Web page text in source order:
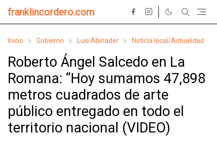
franklincordero.com
Inicio Gobierno Luis Abinader Noticia local/Actualidad
Roberto Ángel Salcedo en La
Romana: “Hoy sumamos 47,898
metros cuadrados de arte
público entregado en todo el
territorio nacional (VIDEO)